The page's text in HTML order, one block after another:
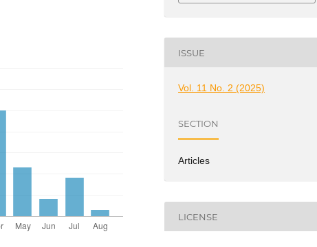
ISSUE
Vol. 11 No. 2 (2025)
SECTION
Articles
LICENSE